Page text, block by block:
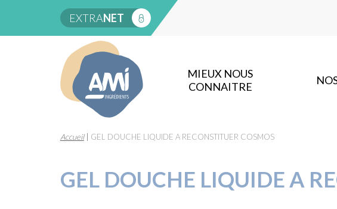
EXTRANET
MIEUX NOUS
CONNAITRE
Accueil| GEL DOUCHE LIQUIDE A RECONSTITUER COSMOS
GEL DOUCHE LIQUIDE A